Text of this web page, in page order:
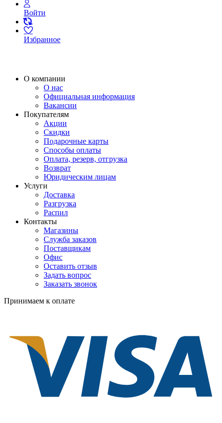
Войти
Избранное
О компании
О нас
Официальная информация
Вакансии
Покупателям
Акции
Скидки
Подарочные карты
Способы оплаты
Оплата, резерв, отгрузка
Возврат
Юридическим лицам
Услуги
Доставка
Разгрузка
Распил
Контакты
Магазины
Служба заказов
Поставщикам
Офис
Оставить отзыв
Задать вопрос
Заказать звонок
Принимаем к оплате